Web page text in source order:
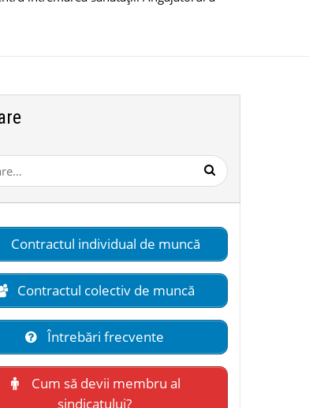
Contractul individual de muncă
Contractul colectiv de muncă
Întrebări frecvente
Cum să devii membru al
sindicatului?